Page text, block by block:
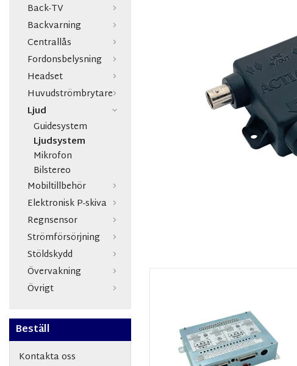
Back-TV
Backvarning
Centrallås
Fordonsbelysning
Headset
Huvudströmbrytare
Ljud
Guidesystem
Ljudsystem
Mikrofon
Bilstereo
Mobiltillbehör
Elektronisk P-skiva
Regnsensor
Strömförsörjning
Stöldskydd
Övervakning
Övrigt
Beställ
Kontakta oss